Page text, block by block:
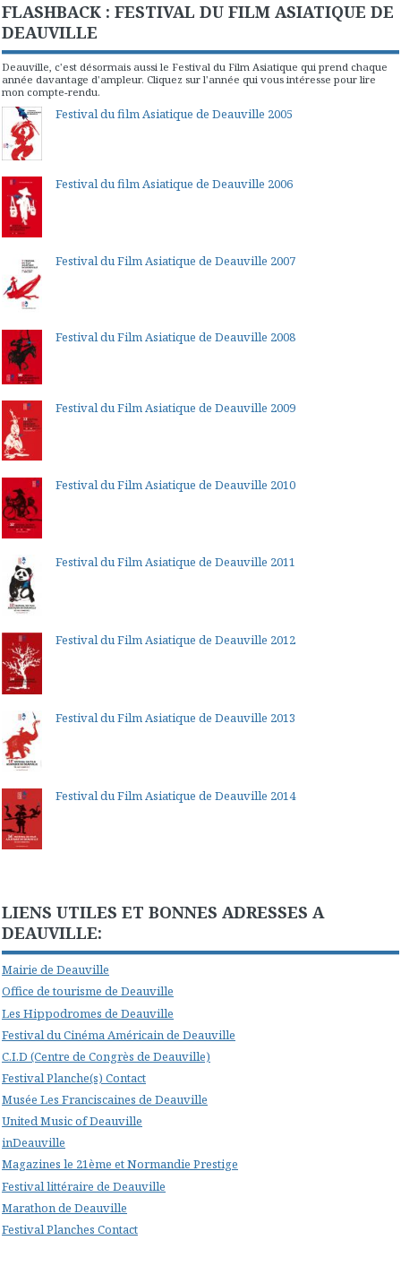
FLASHBACK : FESTIVAL DU FILM ASIATIQUE DE
DEAUVILLE
Deauville, c'est désormais aussi le Festival du Film Asiatique qui prend chaque
année davantage d'ampleur. Cliquez sur l'année qui vous intéresse pour lire
mon compte-rendu.
Festival du film Asiatique de Deauville 2005
Festival du film Asiatique de Deauville 2006
Festival du Film Asiatique de Deauville 2007
Festival du Film Asiatique de Deauville 2008
Festival du Film Asiatique de Deauville 2009
Festival du Film Asiatique de Deauville 2010
Festival du Film Asiatique de Deauville 2011
Festival du Film Asiatique de Deauville 2012
Festival du Film Asiatique de Deauville 2013
Festival du Film Asiatique de Deauville 2014
LIENS UTILES ET BONNES ADRESSES A
DEAUVILLE:
Mairie de Deauville
Office de tourisme de Deauville
Les Hippodromes de Deauville
Festival du Cinéma Américain de Deauville
C.I.D (Centre de Congrès de Deauville)
Festival Planche(s) Contact
Musée Les Franciscaines de Deauville
United Music of Deauville
inDeauville
Magazines le 21ème et Normandie Prestige
Festival littéraire de Deauville
Marathon de Deauville
Festival Planches Contact